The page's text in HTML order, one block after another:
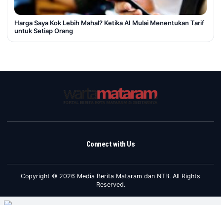
Harga Saya Kok Lebih Mahal? Ketika AI Mulai Menentukan Tarif
untuk Setiap Orang
Connect with Us
Copyright © 2026 Media Berita Mataram dan NTB. All Rights
Reserved.